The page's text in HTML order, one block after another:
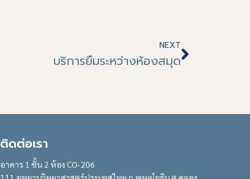
NEXT
บริการยืมระหว่างห้องสมุด
ติดต่อเรา
อาคาร 1 ชั้น 2 ห้อง CO-206